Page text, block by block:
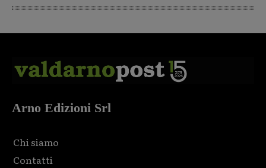
Arno Edizioni Srl
Chi siamo
Contatti